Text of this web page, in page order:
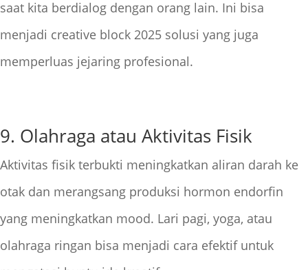
saat kita berdialog dengan orang lain. Ini bisa
menjadi creative block 2025 solusi yang juga
memperluas jejaring profesional.
9. Olahraga atau Aktivitas Fisik
Aktivitas fisik terbukti meningkatkan aliran darah ke
otak dan merangsang produksi hormon endorfin
yang meningkatkan mood. Lari pagi, yoga, atau
olahraga ringan bisa menjadi cara efektif untuk